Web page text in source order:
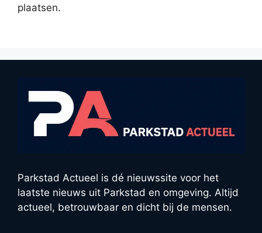
plaatsen.
Parkstad Actueel is dé nieuwssite voor het
laatste nieuws uit Parkstad en omgeving. Altijd
actueel, betrouwbaar en dicht bij de mensen.